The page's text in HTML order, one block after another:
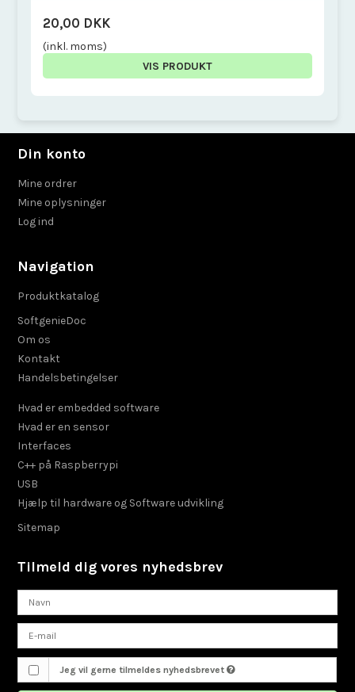
20,00 DKK
(inkl. moms)
VIS PRODUKT
Din konto
Mine ordrer
Mine oplysninger
Log ind
Navigation
Produktkatalog
SoftgenieDoc
Om os
Kontakt
Handelsbetingelser
Hvad er embedded software
Hvad er en sensor
Interfaces
C++ på Raspberrypi
USB
Hjælp til hardware og Software udvikling
Sitemap
Tilmeld dig vores nyhedsbrev
Jeg vil gerne tilmeldes nyhedsbrevet